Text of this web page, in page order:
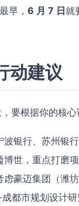
早， 6 月 7 日就
动建议
要根据你的核
波银行、苏州银
博世，重点打磨
虑豪迈集团（潍
成都市规划设计